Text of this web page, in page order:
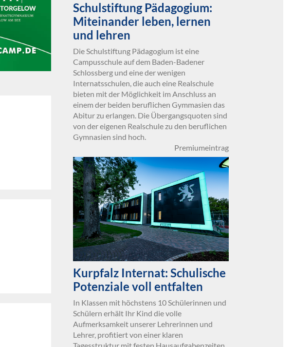
Schulstiftung Pädagogium:
Miteinander leben, lernen
und lehren
Die Schulstiftung Pädagogium ist eine
Campusschule auf dem Baden-Badener
Schlossberg und eine der wenigen
Internatsschulen, die auch eine Realschule
bieten mit der Möglichkeit im Anschluss an
einem der beiden beruflichen Gymmasien das
Abitur zu erlangen. Die Übergangsquoten sind
von der eigenen Realschule zu den beruflichen
Gymnasien sind hoch.
Premiumeintrag
Kurpfalz Internat: Schulische
Potenziale voll entfalten
In Klassen mit höchstens 10 Schülerinnen und
Schülern erhält Ihr Kind die volle
Aufmerksamkeit unserer Lehrerinnen und
Lehrer, profitiert von einer klaren